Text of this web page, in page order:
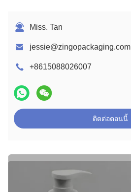
Miss. Tan
jessie@zingopackaging.com
+8615088026007
ติดต่อตอนนี้